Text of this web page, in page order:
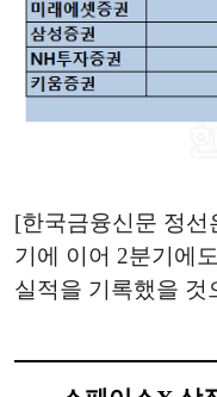
[한국금융신문 정
기에 이어 2분기에
실적을 기록했을 것